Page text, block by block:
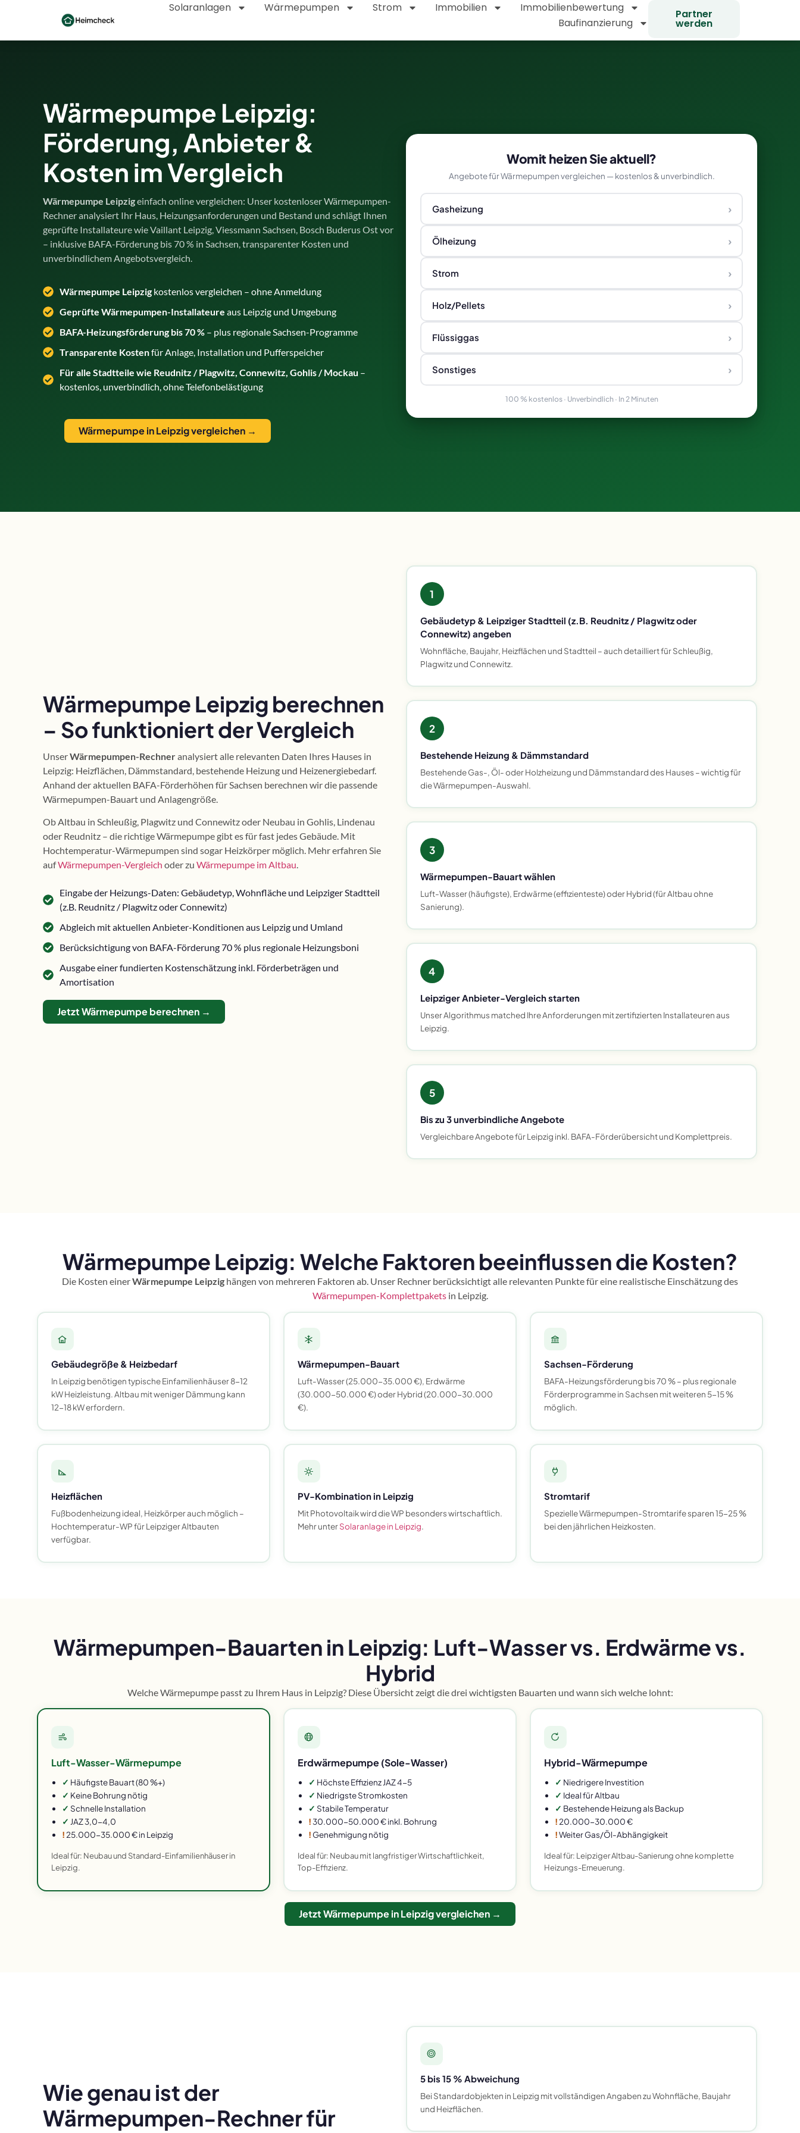
Solaranlagen Wärmepumpen Strom Immobilien
Immobilienbewertung
Baufinanzierung
Partner
werden
Wärmepumpe Leipzig:
Förderung, Anbieter &
Kosten im Vergleich
Wärmepumpe Leipzigeinfach online vergleichen: Unser kostenloser Wärmepumpen-
Rechner analysiert Ihr Haus, Heizungsanforderungen und Bestand und schlägt Ihnen
geprüfte Installateure wie Vaillant Leipzig, Viessmann Sachsen, Bosch Buderus Ost vor
– inklusive BAFA-Förderung bis 70 % in Sachsen, transparenter Kosten und
unverbindlichem Angebotsvergleich.
Wärmepumpe Leipzigkostenlos vergleichen – ohne Anmeldung
Geprüfte Wärmepumpen-Installateure aus Leipzig und Umgebung
BAFA-Heizungsförderung bis 70 %– plus regionale Sachsen-Programme
Transparente Kostenfür Anlage, Installation und Pufferspeicher
Für alle Stadtteile wie Reudnitz / Plagwitz, Connewitz, Gohlis / Mockau –
kostenlos, unverbindlich, ohne Telefonbelästigung
Wärmepumpe in Leipzig vergleichen →
Womit heizen Sie aktuell?
Angebote für Wärmepumpen vergleichen — kostenlos & unverbindlich.
Gasheizung ›
Ölheizung ›
Strom ›
Holz/Pellets ›
Flüssiggas ›
Sonstiges ›
100 % kostenlos · Unverbindlich · In 2 Minuten
Wärmepumpe Leipzig berechnen
– So funktioniert der Vergleich
UnserWärmepumpen-Rechneranalysiert alle relevanten Daten Ihres Hauses in
Leipzig: Heizflächen, Dämmstandard, bestehende Heizung und Heizenergiebedarf.
Anhand der aktuellen BAFA-Förderhöhen für Sachsen berechnen wir die passende
Wärmepumpen-Bauart und Anlagengröße.
Ob Altbau in Schleußig, Plagwitz und Connewitz oder Neubau in Gohlis, Lindenau
oder Reudnitz – die richtige Wärmepumpe gibt es für fast jedes Gebäude. Mit
Hochtemperatur-Wärmepumpen sind sogar Heizkörper möglich. Mehr erfahren Sie
aufWärmepumpen-Vergleich oder zu Wärmepumpe im Altbau.
Eingabe der Heizungs-Daten: Gebäudetyp, Wohnfläche und Leipziger Stadtteil
(z.B. Reudnitz / Plagwitz oder Connewitz)
Abgleich mit aktuellen Anbieter-Konditionen aus Leipzig und Umland
Berücksichtigung von BAFA-Förderung 70 % plus regionale Heizungsboni
Ausgabe einer fundierten Kostenschätzung inkl. Förderbeträgen und
Amortisation
Jetzt Wärmepumpe berechnen →
1
Gebäudetyp & Leipziger Stadtteil (z.B. Reudnitz / Plagwitz oder
Connewitz) angeben
Wohnfläche, Baujahr, Heizflächen und Stadtteil – auch detailliert für Schleußig,
Plagwitz und Connewitz.
2
Bestehende Heizung & Dämmstandard
Bestehende Gas-, Öl- oder Holzheizung und Dämmstandard des Hauses – wichtig für
die Wärmepumpen-Auswahl.
3
Wärmepumpen-Bauart wählen
Luft-Wasser (häufigste), Erdwärme (effizienteste) oder Hybrid (für Altbau ohne
Sanierung).
4
Leipziger Anbieter-Vergleich starten
Unser Algorithmus matched Ihre Anforderungen mit zertifizierten Installateuren aus
Leipzig.
5
Bis zu 3 unverbindliche Angebote
Vergleichbare Angebote für Leipzig inkl. BAFA-Förderübersicht und Komplettpreis.
Wärmepumpe Leipzig: Welche Faktoren beeinflussen die Kosten?
Die Kosten einerWärmepumpe Leipzig hängen von mehreren Faktoren ab. Unser Rechner berücksichtigt alle relevanten Punkte für eine realistische Einschätzung des
Wärmepumpen-Komplettpaketsin Leipzig.
Gebäudegröße & Heizbedarf
In Leipzig benötigen typische Einfamilienhäuser 8-12
kW Heizleistung. Altbau mit weniger Dämmung kann
12-18 kW erfordern.
Wärmepumpen-Bauart
Luft-Wasser (25.000-35.000 €), Erdwärme
(30.000-50.000 €) oder Hybrid (20.000-30.000
€).
Sachsen-Förderung
BAFA-Heizungsförderung bis 70 % – plus regionale
Förderprogramme in Sachsen mit weiteren 5-15 %
möglich.
Heizflächen
Fußbodenheizung ideal, Heizkörper auch möglich –
Hochtemperatur-WP für Leipziger Altbauten
verfügbar.
PV-Kombination in Leipzig
Mit Photovoltaik wird die WP besonders wirtschaftlich.
Mehr unterSolaranlage in Leipzig.
Stromtarif
Spezielle Wärmepumpen-Stromtarife sparen 15-25 %
bei den jährlichen Heizkosten.
Wärmepumpen-Bauarten in Leipzig: Luft-Wasser vs. Erdwärme vs.
Hybrid
Welche Wärmepumpe passt zu Ihrem Haus in Leipzig? Diese Übersicht zeigt die drei wichtigsten Bauarten und wann sich welche lohnt:
Luft-Wasser-Wärmepumpe
✓ Häufigste Bauart (80 %+)
✓ Keine Bohrung nötig
✓ Schnelle Installation
✓ JAZ 3,0-4,0
!25.000-35.000 € in Leipzig
Ideal für: Neubau und Standard-Einfamilienhäuser in
Leipzig.
Erdwärmepumpe (Sole-Wasser)
✓ Höchste Effizienz JAZ 4-5
✓ Niedrigste Stromkosten
✓ Stabile Temperatur
! 30.000-50.000 € inkl. Bohrung
! Genehmigung nötig
Ideal für: Neubau mit langfristiger Wirtschaftlichkeit,
Top-Effizienz.
Hybrid-Wärmepumpe
✓ Niedrigere Investition
✓ Ideal für Altbau
✓ Bestehende Heizung als Backup
!20.000-30.000 €
!Weiter Gas/Öl-Abhängigkeit
Ideal für: Leipziger Altbau-Sanierung ohne komplette
Heizungs-Erneuerung.
Jetzt Wärmepumpe in Leipzig vergleichen →
Wie genau ist der
Wärmepumpen-Rechner für
5 bis 15 % Abweichung
Bei Standardobjekten in Leipzig mit vollständigen Angaben zu Wohnfläche, Baujahr
und Heizflächen.